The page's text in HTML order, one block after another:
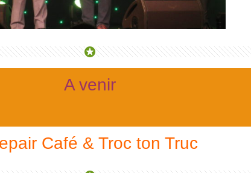
A venir
Café & Troc ton Truc